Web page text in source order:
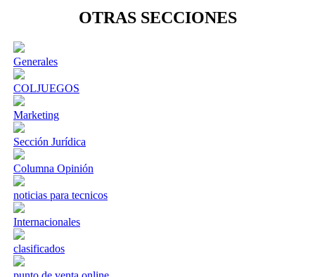
OTRAS SECCIONES
Generales
COLJUEGOS
Marketing
Sección Jurídica
Columna Opinión
noticias para tecnicos
Internacionales
clasificados